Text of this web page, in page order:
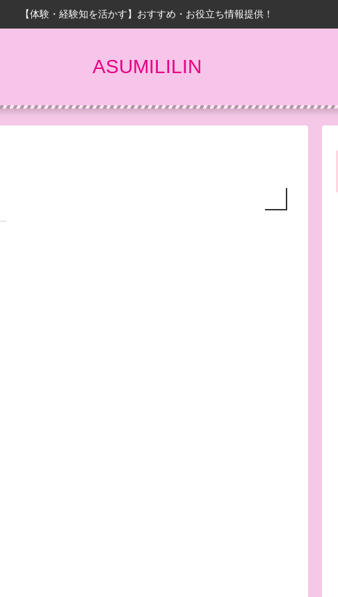
【体験・経験知を活かす】おすすめ・お役立ち情報提供！
ASUMILILIN